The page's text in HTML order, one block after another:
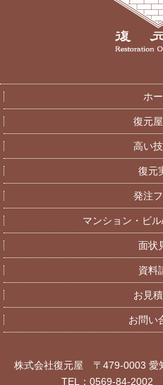
ホ
復元
高い
復元
発注
マンション・ビ
面状
資料
お見
お問い
株式会社復元屋 〒479-0003 愛
TEL：0569-84-2002